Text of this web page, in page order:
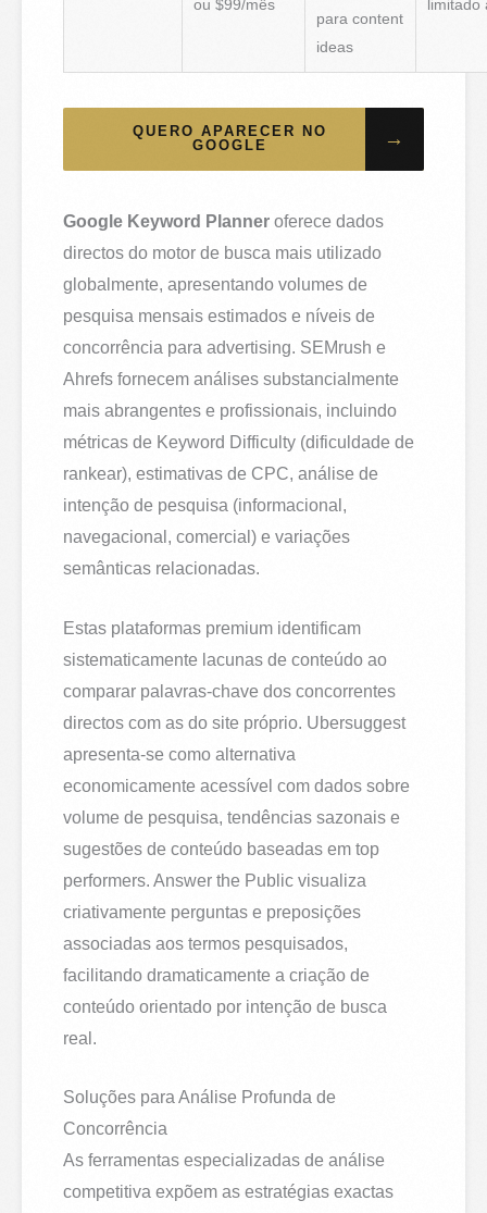
ou $99/mês
para content
ideas
limitado
QUERO APARECER NO
GOOGLE
→
Google Keyword Planner oferece dados
directos do motor de busca mais utilizado
globalmente, apresentando volumes de
pesquisa mensais estimados e níveis de
concorrência para advertising. SEMrush e
Ahrefs fornecem análises substancialmente
mais abrangentes e profissionais, incluindo
métricas de Keyword Difficulty (dificuldade de
rankear), estimativas de CPC, análise de
intenção de pesquisa (informacional,
navegacional, comercial) e variações
semânticas relacionadas.
Estas plataformas premium identificam
sistematicamente lacunas de conteúdo ao
comparar palavras-chave dos concorrentes
directos com as do site próprio. Ubersuggest
apresenta-se como alternativa
economicamente acessível com dados sobre
volume de pesquisa, tendências sazonais e
sugestões de conteúdo baseadas em top
performers. Answer the Public visualiza
criativamente perguntas e preposições
associadas aos termos pesquisados,
facilitando dramaticamente a criação de
conteúdo orientado por intenção de busca
real.
Soluções para Análise Profunda de
Concorrência
As ferramentas especializadas de análise
competitiva expõem as estratégias exactas